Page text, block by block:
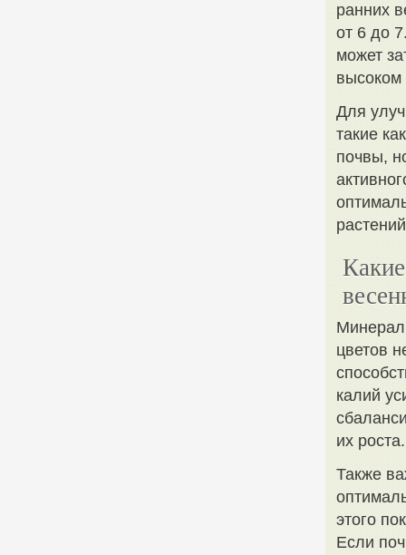
ранних
от 6 до
может
высоком
Для
такие
почвы,
цветов
калий
их роста.
Также
этого
Если